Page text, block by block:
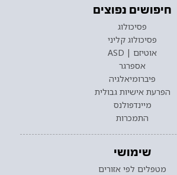
חיפושים נפוצים
פסיכולוג
פסיכולוג קליני
אוטיזם | ASD
אספרגר
פיברומיאלגיה
הפרעת אישיות גבולית
מיינדפולנס
התמכרות
שימושי
מטפלים לפי אזורים